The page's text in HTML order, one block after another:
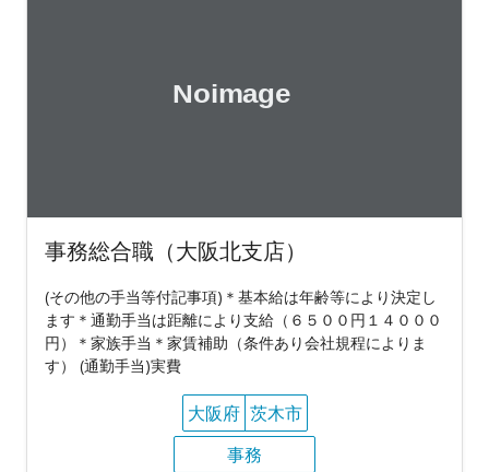
事務総合職（大阪北支店）
(その他の手当等付記事項)＊基本給は年齢等により決定し
ます＊通勤手当は距離により支給（６５００円１４０００
円）＊家族手当＊家賃補助（条件あり会社規程によりま
す） (通勤手当)実費
大阪府 茨木市
事務